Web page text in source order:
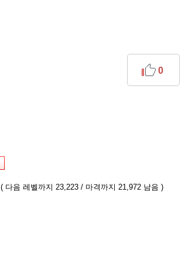
0
( 다음 레벨까지 23,223 / 마격까지 21,972 남음 )